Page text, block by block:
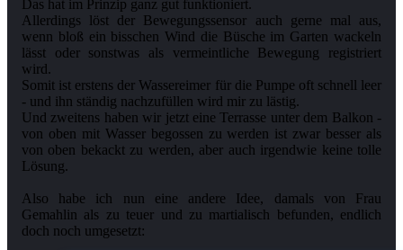
Das hat im Prinzip ganz gut funktioniert.
Allerdings löst der Bewegungssensor auch gerne mal aus,
wenn bloß ein bisschen Wind die Büsche im Garten wackeln
lässt oder sonstwas als vermeintliche Bewegung registriert
wird.
Somit ist erstens der Wassereimer für die Pumpe oft schnell leer
- und ihn ständig nachzufüllen wird mir zu lästig.
Und zweitens haben wir jetzt eine Terrasse unter dem Balkon -
von oben mit Wasser begossen zu werden ist zwar besser als
von oben bekackt zu werden, aber auch irgendwie keine tolle
Lösung.
Also habe ich nun eine andere Idee, damals von Frau
Gemahlin als zu teuer und zu martialisch befunden, endlich